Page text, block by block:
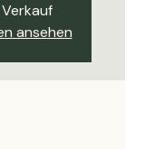
ansehen